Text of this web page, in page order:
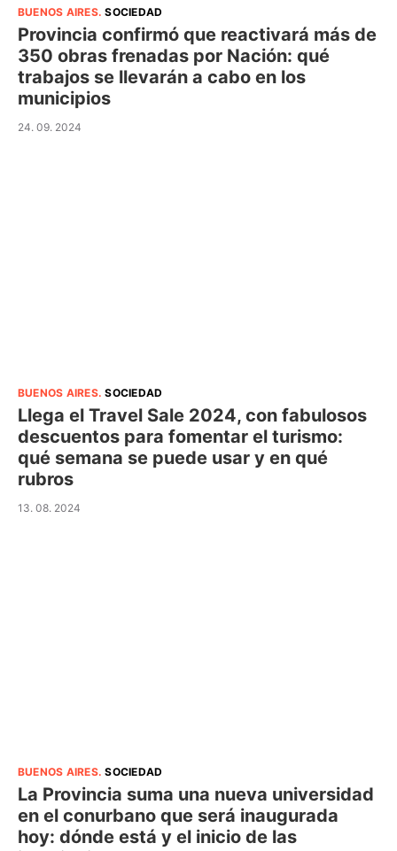
BUENOS AIRES.SOCIEDAD
Provincia confirmó que reactivará más de
350 obras frenadas por Nación: qué
trabajos se llevarán a cabo en los
municipios
24. 09. 2024
BUENOS AIRES.SOCIEDAD
Llega el Travel Sale 2024, con fabulosos
descuentos para fomentar el turismo:
qué semana se puede usar y en qué
rubros
13. 08. 2024
BUENOS AIRES.SOCIEDAD
La Provincia suma una nueva universidad
en el conurbano que será inaugurada
hoy: dónde está y el inicio de las